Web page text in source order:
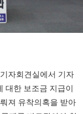
자회견실에서 기자
대한 보조금 지급이
져 유착의혹을 받아